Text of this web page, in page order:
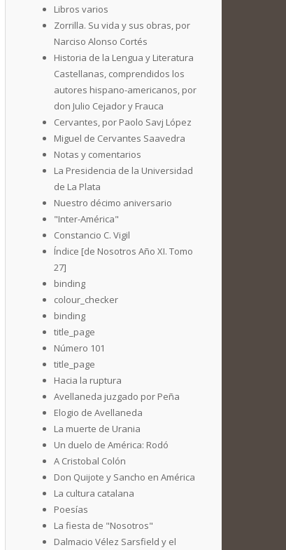
Libros varios
Zorrilla. Su vida y sus obras, por
Narciso Alonso Cortés
Historia de la Lengua y Literatura
Castellanas, comprendidos los
autores hispano-americanos, por
don Julio Cejador y Frauca
Cervantes, por Paolo Savj López
Miguel de Cervantes Saavedra
Notas y comentarios
La Presidencia de la Universidad
de La Plata
Nuestro décimo aniversario
"Inter-América"
Constancio C. Vigil
Índice [de Nosotros Año XI. Tomo
27]
binding
colour_checker
binding
title_page
Número 101
title_page
Hacia la ruptura
Avellaneda juzgado por Peña
Elogio de Avellaneda
La muerte de Urania
Un duelo de América: Rodó
A Cristobal Colón
Don Quijote y Sancho en América
La cultura catalana
Poesías
La fiesta de "Nosotros"
Dalmacio Vélez Sarsfield y el